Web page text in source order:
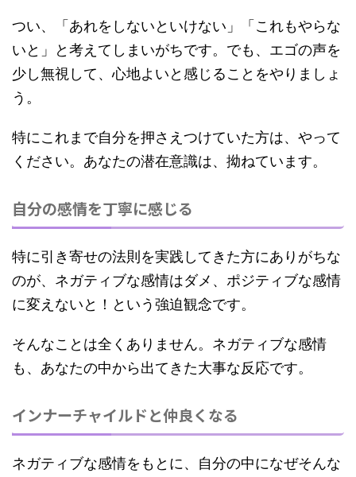
つい、「あれをしないといけない」「これもやらな
いと」と考えてしまいがちです。でも、エゴの声を
少し無視して、心地よいと感じることをやりましょ
う。
特にこれまで自分を押さえつけていた方は、やって
ください。 あなたの潜在意識は、拗ねています。
自分の感情を丁寧に感じる
特に引き寄せの法則を実践してきた方にありがちな
のが、ネガティブな感情はダメ、ポジティブな感情
に変えないと！という強迫観念です。
そんなことは全くありません。 ネガティブな感情
も、あなたの中から出てきた大事な反応です。
インナーチャイルドと仲良くなる
ネガティブな感情をもとに、自分の中になぜそんな